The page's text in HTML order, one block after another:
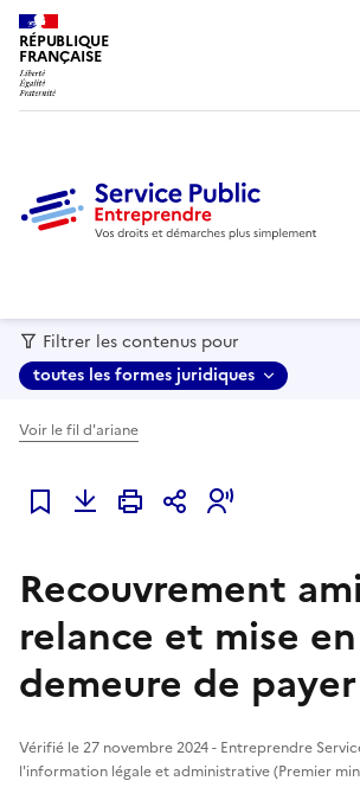
RÉPUBLIQUE
FRANÇAISE
Filtrer les contenus pour
toutes les formes juridiques
Voir le fil d'ariane
Ajouter à mes favoris
Recouvrement
relance et mise en
demeure de payer
Vérifié le 27 novembre 2024 - Entreprendre
l'information légale et administrative (Premier